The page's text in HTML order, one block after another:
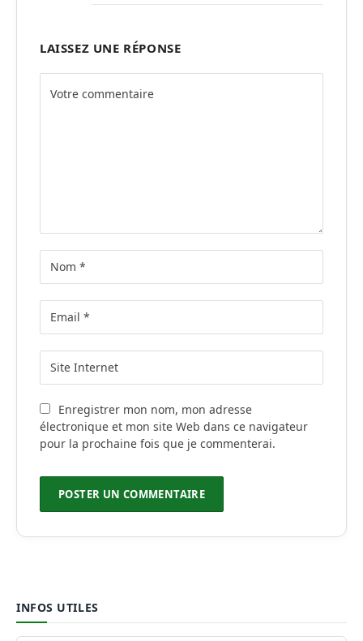
LAISSEZ UNE RÉPONSE
Enregistrer mon nom, mon adresse
électronique et mon site Web dans ce navigateur
pour la prochaine fois que je commenterai.
INFOS UTILES